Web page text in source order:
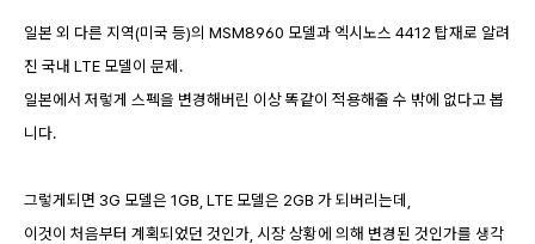
일본 외 다른 지역(미국 등)의 MSM8960 모델과 엑시노스 4412 탑재로 알려
진 국내 LTE 모델이 문제.
일본에서 저렇게 스펙을 변경해버린 이상 똑같이 적용해줄 수 밖에 없다고 봅
니다.
그렇게되면 3G 모델은 1GB, LTE 모델은 2GB 가 되버리는데,
이것이 처음부터 계획되었던 것인가, 시장 상황에 의해 변경된 것인가를 생각